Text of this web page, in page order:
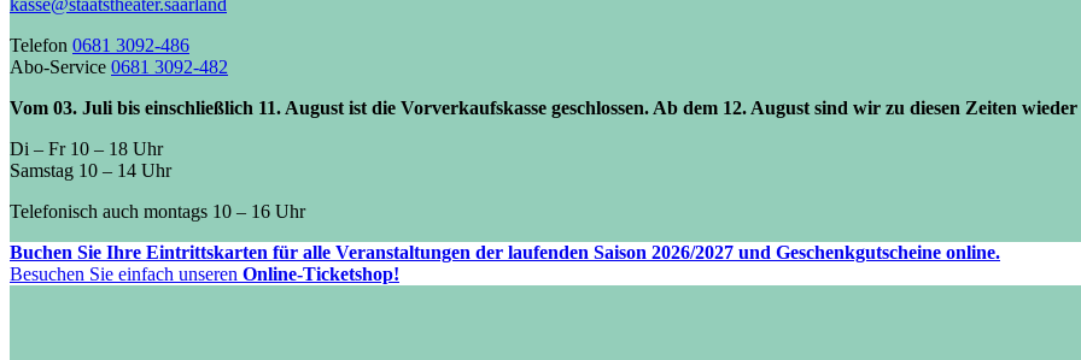
Telefon 0681 3092-486
Abo-Service 0681 3092-482
Vom 03. Juli bis einschließlich 11. August ist die Vorverkaufskasse geschlossen. Ab dem 12. August sind wir zu diesen Zeiten
Di – Fr 10 – 18 Uhr
Samstag 10 – 14 Uhr
Telefonisch auch montags 10 – 16 Uhr
Buchen Sie Ihre Eintrittskarten für alle Veranstaltungen der laufenden Saison 2026/2027 und Geschenkgutscheine online.
Besuchen Sie einfach unseren Online-Ticketshop!